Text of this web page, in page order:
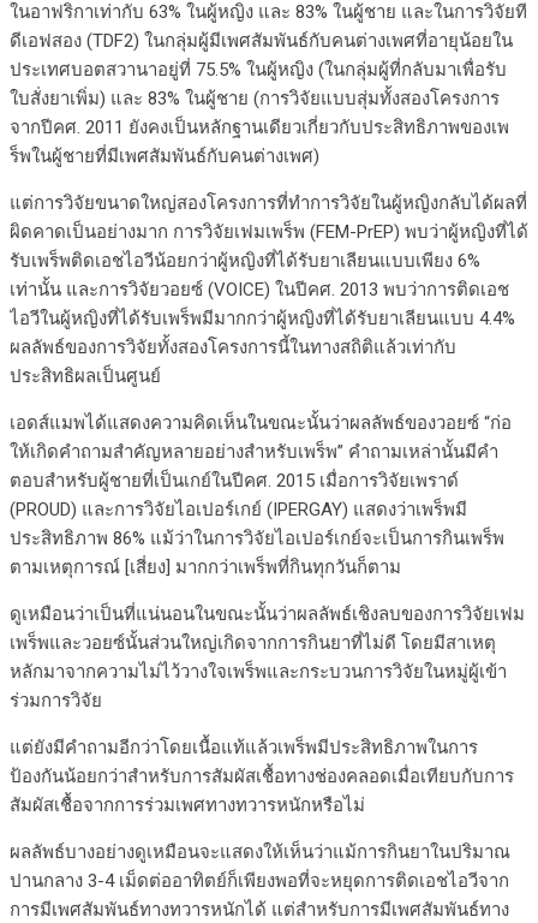
ในอาฟริกาเท่ากับ 63% ในผู้หญิง และ 83% ในผู้ชาย และในการวิจัยที
ดีเอฟสอง (TDF2) ในกลุ่มผู้มีเพศสัมพันธ์กับคนต่างเพศที่อายุน้อยใน
ประเทศบอตสวานาอยู่ที่ 75.5% ในผู้หญิง (ในกลุ่มผู้ที่กลับมาเพื่อรับ
ใบสั่งยาเพิ่ม) และ 83% ในผู้ชาย (การวิจัยแบบสุ่มทั้งสองโครงการ
จากปีคศ. 2011 ยังคงเป็นหลักฐานเดียวเกี่ยวกับประสิทธิภาพของเพ
ร็พในผู้ชายที่มีเพศสัมพันธ์กับคนต่างเพศ)
แต่การวิจัยขนาดใหญ่สองโครงการที่ทำการวิจัยในผู้หญิงกลับได้ผลที่
ผิดคาดเป็นอย่างมาก การวิจัยเฟมเพร็พ (FEM-PrEP) พบว่าผู้หญิงที่ได้
รับเพร็พติดเอชไอวีน้อยกว่าผู้หญิงที่ได้รับยาเลียนแบบเพียง 6%
เท่านั้น และการวิจัยวอยซ์ (VOICE) ในปีคศ. 2013 พบว่าการติดเอช
ไอวีในผู้หญิงที่ได้รับเพร็พมีมากกว่าผู้หญิงที่ได้รับยาเลียนแบบ 4.4%
ผลลัพธ์ของการวิจัยทั้งสองโครงการนี้ในทางสถิติแล้วเท่ากับ
ประสิทธิผลเป็นศูนย์
เอดส์แมพได้แสดงความคิดเห็นในขณะนั้นว่าผลลัพธ์ของวอยซ์ “ก่อ
ให้เกิดคำถามสำคัญหลายอย่างสำหรับเพร็พ” คำถามเหล่านั้นมีคำ
ตอบสำหรับผู้ชายที่เป็นเกย์ในปีคศ. 2015 เมื่อการวิจัยเพราด์
(PROUD) และการวิจัยไอเปอร์เกย์ (IPERGAY) แสดงว่าเพร็พมี
ประสิทธิภาพ 86% แม้ว่าในการวิจัยไอเปอร์เกย์จะเป็นการกินเพร็พ
ตามเหตุการณ์ [เสี่ยง] มากกว่าเพร็พที่กินทุกวันก็ตาม
ดูเหมือนว่าเป็นที่แน่นอนในขณะนั้นว่าผลลัพธ์เชิงลบของการวิจัยเฟม
เพร็พและวอยซ์นั้นส่วนใหญ่เกิดจากการกินยาที่ไม่ดี โดยมีสาเหตุ
หลักมาจากความไม่ไว้วางใจเพร็พและกระบวนการวิจัยในหมู่ผู้เข้า
ร่วมการวิจัย
แต่ยังมีคำถามอีกว่าโดยเนื้อแท้แล้วเพร็พมีประสิทธิภาพในการ
ป้องกันน้อยกว่าสำหรับการสัมผัสเชื้อทางช่องคลอดเมื่อเทียบกับการ
สัมผัสเชื้อจากการร่วมเพศทางทวารหนักหรือไม่
ผลลัพธ์บางอย่างดูเหมือนจะแสดงให้เห็นว่าแม้การกินยาในปริมาณ
ปานกลาง 3-4 เม็ดต่ออาทิตย์ก็เพียงพอที่จะหยุดการติดเอชไอวีจาก
การมีเพศสัมพันธ์ทางทวารหนักได้ แต่สำหรับการมีเพศสัมพันธ์ทาง